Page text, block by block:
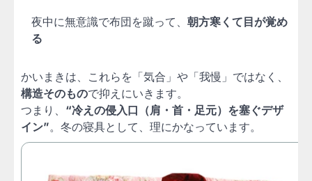
夜中に無意識で布団を蹴って、 朝方寒くて目が覚め
る
かいまきは、これらを「気合」や「我慢」ではなく、
構造そのもので抑えにいきます。
つまり、 “冷えの侵入口（肩・首・足元）を塞ぐデザ
イン”。冬の寝具として、理にかなっています。